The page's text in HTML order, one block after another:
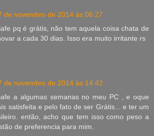
de novembro de 2014 às 06:27
pq é grátis, não tem aquela coisa chata de
a cada 30 dias. Isso era muito irritante rs
de novembro de 2014 às 14:42
a algumas semanas no meu PC , e oque
satisfeita e pelo fato de ser Grátis... e ter um
então, acho que tem isso como peso a
de preferencia para mim.